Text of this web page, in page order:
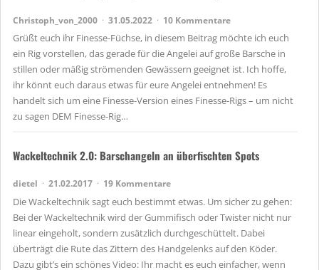
Christoph_von_2000 31.05.2022 10 Kommentare
Grüßt euch ihr Finesse-Füchse, in diesem Beitrag möchte ich euch
ein Rig vorstellen, das gerade für die Angelei auf große Barsche in
stillen oder mäßig strömenden Gewässern geeignet ist. Ich hoffe,
ihr könnt euch daraus etwas für eure Angelei entnehmen! Es
handelt sich um eine Finesse-Version eines Finesse-Rigs – um nicht
zu sagen DEM Finesse-Rig…
Wackeltechnik 2.0: Barschangeln an überfischten Spots
dietel 21.02.2017 19 Kommentare
Die Wackeltechnik sagt euch bestimmt etwas. Um sicher zu gehen:
Bei der Wackeltechnik wird der Gummifisch oder Twister nicht nur
linear eingeholt, sondern zusätzlich durchgeschüttelt. Dabei
überträgt die Rute das Zittern des Handgelenks auf den Köder.
Dazu gibt’s ein schönes Video: Ihr macht es euch einfacher, wenn